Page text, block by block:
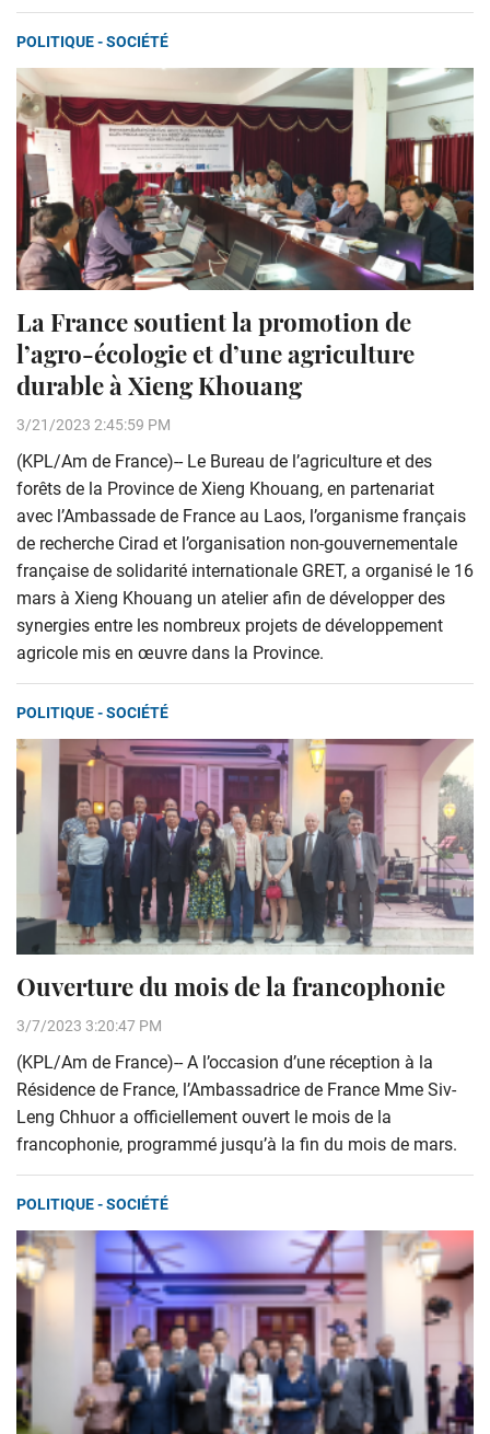
POLITIQUE - SOCIÉTÉ
La France soutient la promotion de
l’agro-écologie et d’une agriculture
durable à Xieng Khouang
3/21/2023 2:45:59 PM
(KPL/Am de France)-- Le Bureau de l’agriculture et des
forêts de la Province de Xieng Khouang, en partenariat
avec l’Ambassade de France au Laos, l’organisme français
de recherche Cirad et l’organisation non-gouvernementale
française de solidarité internationale GRET, a organisé le 16
mars à Xieng Khouang un atelier afin de développer des
synergies entre les nombreux projets de développement
agricole mis en œuvre dans la Province.
POLITIQUE - SOCIÉTÉ
Ouverture du mois de la francophonie
3/7/2023 3:20:47 PM
(KPL/Am de France)-- A l’occasion d’une réception à la
Résidence de France, l’Ambassadrice de France Mme Siv-
Leng Chhuor a officiellement ouvert le mois de la
francophonie, programmé jusqu’à la fin du mois de mars.
POLITIQUE - SOCIÉTÉ